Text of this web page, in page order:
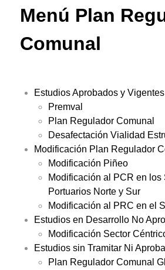
Menú Plan
Comunal
Estudios Aprobados y Vigentes
Premval
Plan Regulador Comunal
Desafectación Vialidad
Modificación Plan Regulador
Modificación Piñeo
Modificación al PCR en los
Portuarios Norte y Sur
Modificación al PRC en el
Estudios en Desarrollo No
Modificación Sector
Estudios sin Tramitar Ni
Plan Regulador Comunal